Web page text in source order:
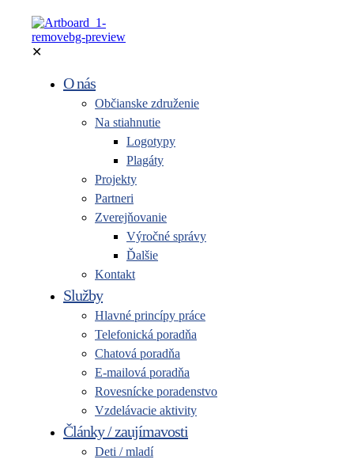
✕
O nás
Občianske združenie
Na stiahnutie
Logotypy
Plagáty
Projekty
Partneri
Zverejňovanie
Výročné správy
Ďalšie
Kontakt
Služby
Hlavné princípy práce
Telefonická poradňa
Chatová poradňa
E-mailová poradňa
Rovesnícke poradenstvo
Vzdelávacie aktivity
Články / zaujímavosti
Deti / mladí